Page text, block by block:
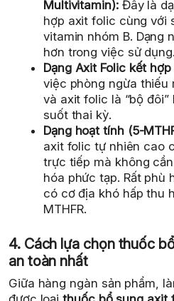
Multivitamin):Đây là
hợp axit folic cùng với
vitamin nhóm B. Dạng
hơn trong việc sử dụng.
Dạng Axit Folic kết hợp
việc phòng ngừa thiếu
và axit folic là “bộ
suốt thai kỳ.
Dạng hoạt tính (5-
axit folic tự nhiên cao
trực tiếp mà không
hóa phức tạp. Rất phù
có cơ địa khó hấp thu
MTHFR.
4. Cách lựa chọn thuốc
an toàn nhất
Giữa hàng ngàn sản phẩm,